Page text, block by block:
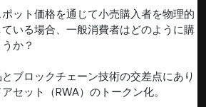
ット価格を通じて小売購入者を物理的
いる場合、一般消費者はどのように購
か？
ブロックチェーン技術の交差点にあり
セット（RWA）のトークン化。